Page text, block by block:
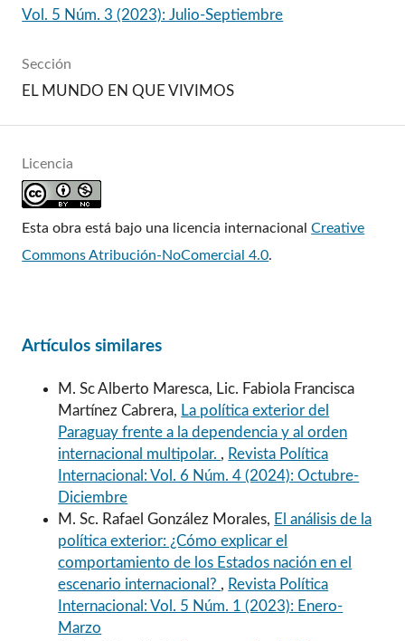
Vol. 5 Núm. 3 (2023): Julio-Septiembre
Sección
EL MUNDO EN QUE VIVIMOS
Licencia
Esta obra está bajo una licencia internacionalCreative
Commons Atribución-NoComercial 4.0.
Artículos similares
M. Sc Alberto Maresca, Lic. Fabiola Francisca
Martínez Cabrera, La política exterior del
Paraguay frente a la dependencia y al orden
internacional multipolar. , Revista Política
Internacional: Vol. 6 Núm. 4 (2024): Octubre-
Diciembre
M. Sc. Rafael González Morales, El análisis de la
política exterior: ¿Cómo explicar el
comportamiento de los Estados nación en el
escenario internacional? , Revista Política
Internacional: Vol. 5 Núm. 1 (2023): Enero-
Marzo